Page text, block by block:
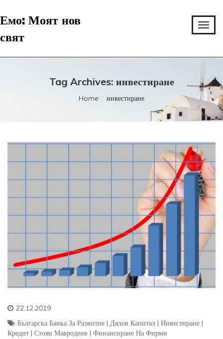
Емо: Моят нов
свят
Tag Archives: инвестиране
Home инвестиране
22.12.2019
Българска Банка За Развитие | Дялов Капитал | Инвестиране |
Кредит | Стоян Мавродиев | Финансиране На Фирми